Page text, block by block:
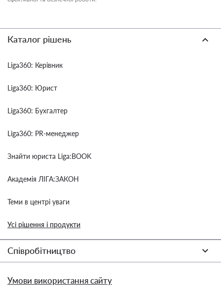
Каталог рішень
Liga360: Керівник
Liga360: Юрист
Liga360: Бухгалтер
Liga360: PR-менеджер
Знайти юриста Liga:BOOK
Академія ЛІГА:ЗАКОН
Теми в центрі уваги
Усі рішення і продукти
Співробітництво
Умови використання сайту